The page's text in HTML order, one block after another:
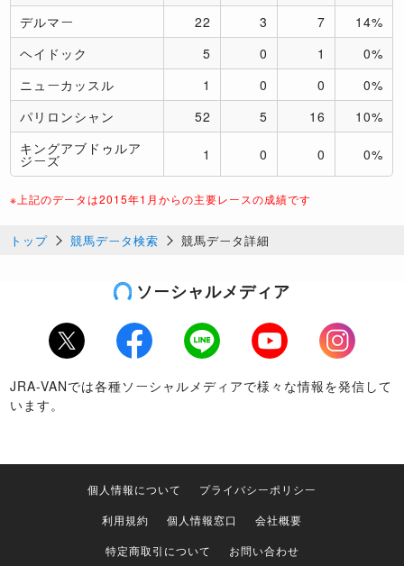
デルマー
22 3 7
14%
ヘイドック
5 0 1
0%
ニューカッスル
1 0 0
0%
パリロンシャン
52 5 16
10%
キングアブドゥルア
ジーズ 1 0 0 0%
※上記のデータは2015年1月からの主要レースの成績です
トップ 競馬データ検索 競馬データ詳細
ソーシャルメディア
Twitter Facebook LINE Youtube
Instagram
JRA-VANでは各種ソーシャルメディアで様々な情報を発信して
います。
個人情報について
プライバシーポリシー
利用規約
個人情報窓口
会社概要
特定商取引について
お問い合わせ